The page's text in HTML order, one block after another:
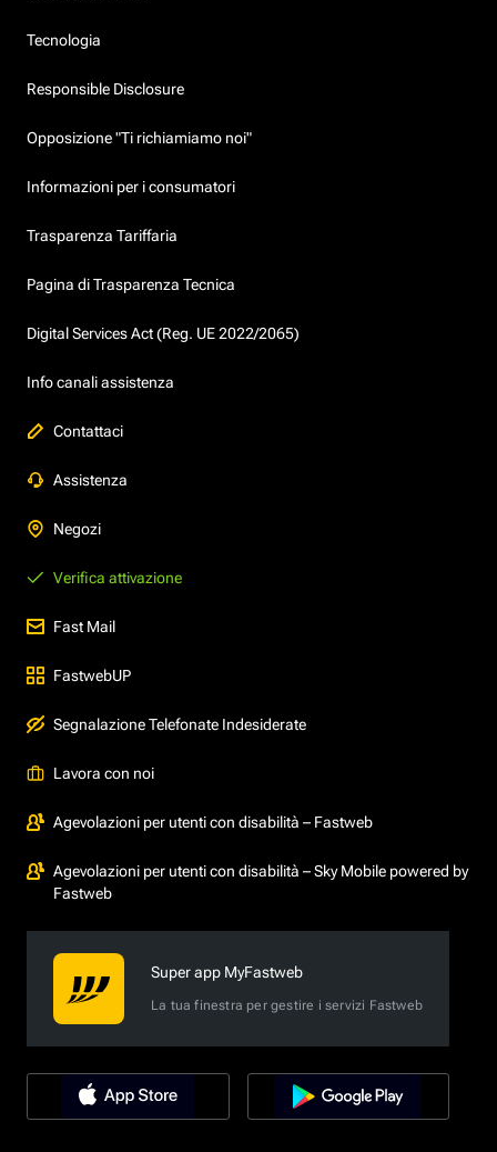
Tecnologia
Responsible Disclosure
Opposizione "Ti richiamiamo noi"
Informazioni per i consumatori
Trasparenza Tariffaria
Pagina di Trasparenza Tecnica
Digital Services Act (Reg. UE 2022/2065)
Info canali assistenza
Contattaci
Assistenza
Negozi
Verifica attivazione
Fast Mail
FastwebUP
Segnalazione Telefonate Indesiderate
Lavora con noi
Agevolazioni per utenti con disabilità – Fastweb
Agevolazioni per utenti con disabilità – Sky Mobile powered by
Fastweb
Super app MyFastweb
La tua finestra per gestire i servizi Fastweb